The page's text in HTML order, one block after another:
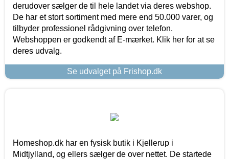
derudover sælger de til hele landet via deres webshop.
De har et stort sortiment med mere end 50.000 varer, og
tilbyder professionel rådgivning over telefon.
Webshoppen er godkendt af E-mærket. Klik her for at se
deres udvalg.
Se udvalget på Frishop.dk
Homeshop.dk har en fysisk butik i Kjellerup i
Midtjylland, og ellers sælger de over nettet. De startede